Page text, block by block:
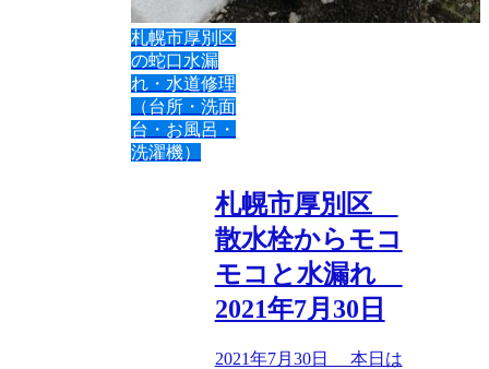
札幌市厚別区
の蛇口水漏
れ・水道修理
（台所・洗面
台・お風呂・
洗濯機）
札幌市厚別区
散水栓からモコ
モコと水漏れ
2021年7月30日
2021年7月30日 本日は